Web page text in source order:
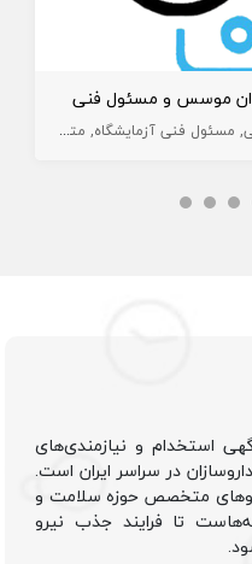
موسس و مسئول فنی
مسئول فنی آزمایشگاه متخصص پاتولوژی
استخدام و نیازمندی‌های
در سراسر ایران است.
متخصص حوزه سلامت و
تا فرایند جذب نیرو